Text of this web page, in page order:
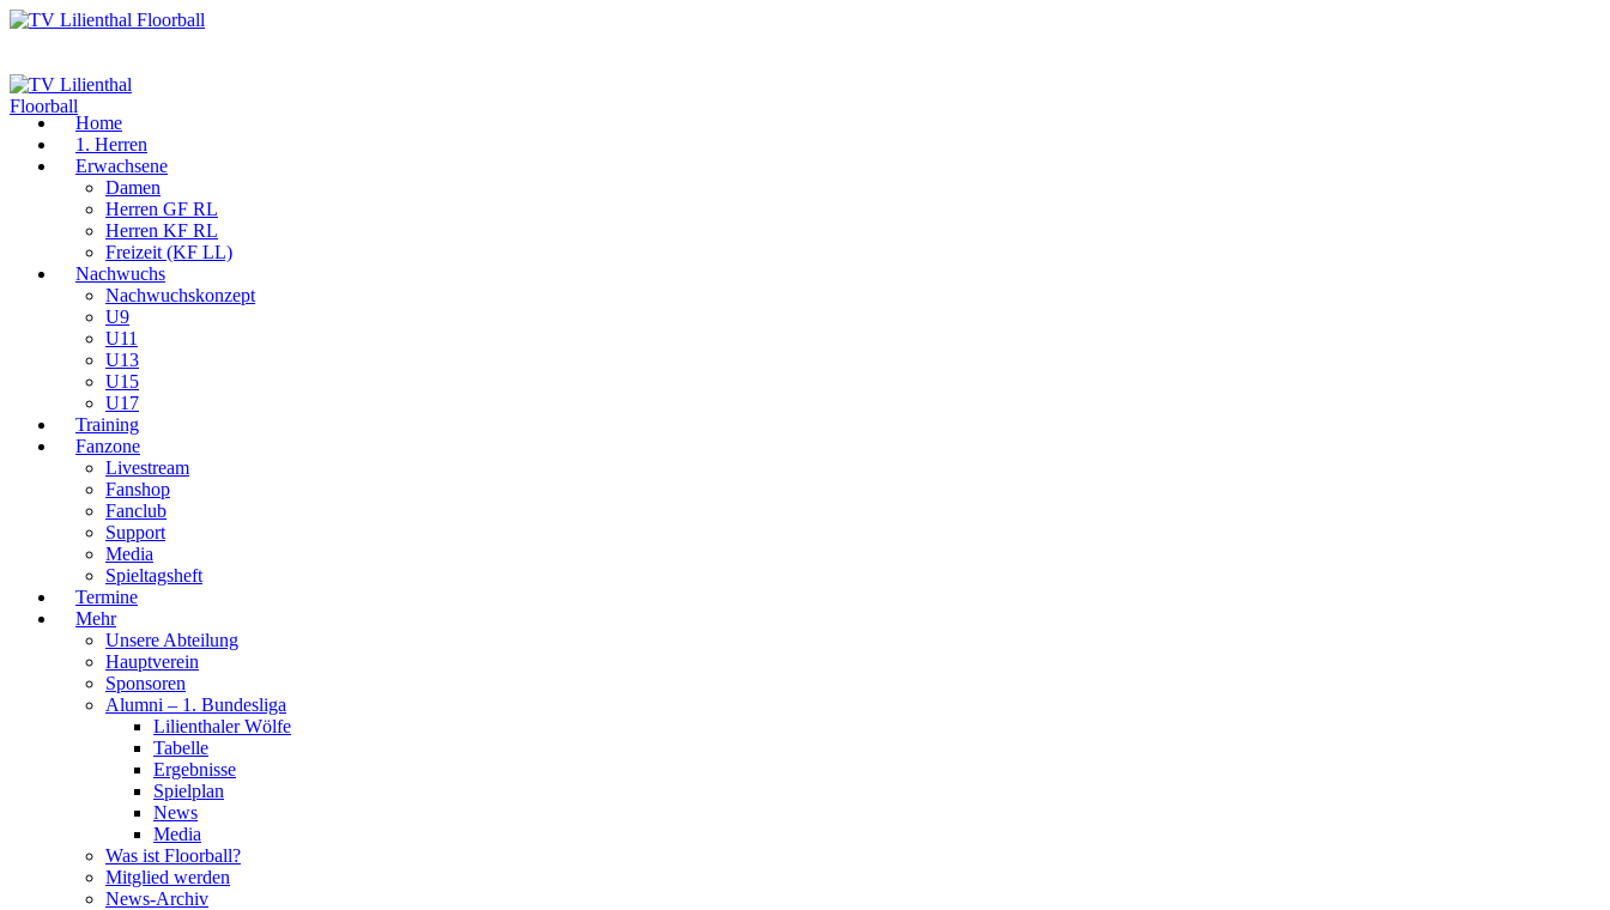
Home
1. Herren
Erwachsene
Damen
Herren GF RL
Herren KF RL
Freizeit (KF LL)
Nachwuchs
Nachwuchskonzept
U9
U11
U13
U15
U17
Training
Fanzone
Livestream
Fanshop
Fanclub
Support
Media
Spieltagsheft
Termine
Mehr
Unsere Abteilung
Hauptverein
Sponsoren
Alumni – 1. Bundesliga
Lilienthaler Wölfe
Tabelle
Ergebnisse
Spielplan
News
Media
Was ist Floorball?
Mitglied werden
News-Archiv